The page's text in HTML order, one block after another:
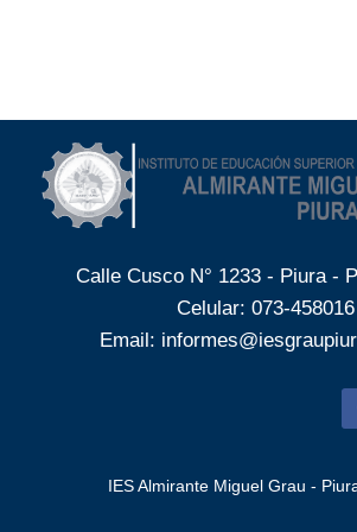
Calle Cusco N° 1233 - Piura -
Celular: 073-458016
Email:
IES Almirante Miguel Grau -